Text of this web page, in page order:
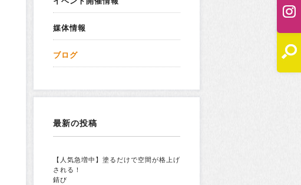
媒体情報
ブログ
最新の投稿
【人気急増中】塗るだけで空間が格上げ
される！
錆び